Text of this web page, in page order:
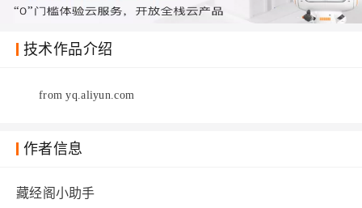
技术作品介绍
from yq.aliyun.com
作者信息
藏经阁小助手